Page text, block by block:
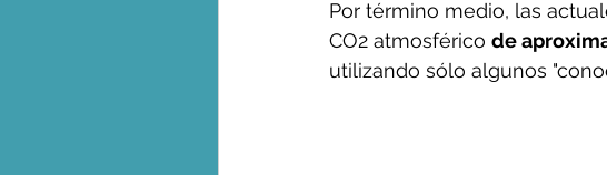
Por término medio, las
CO2 atmosférico de
utilizando sólo algunos